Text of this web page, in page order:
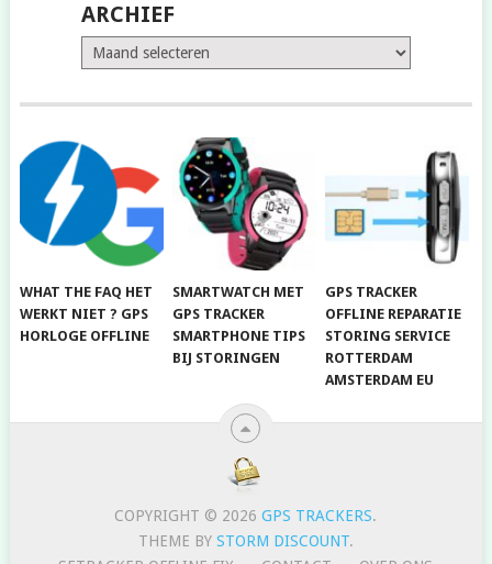
ARCHIEF
Archief
WHAT THE FAQ HET
WERKT NIET ? GPS
HORLOGE OFFLINE
SMARTWATCH MET
GPS TRACKER
SMARTPHONE TIPS
BIJ STORINGEN
GPS TRACKER
OFFLINE REPARATIE
STORING SERVICE
ROTTERDAM
AMSTERDAM EU
COPYRIGHT © 2026GPS TRACKERS.
THEME BY STORM DISCOUNT.